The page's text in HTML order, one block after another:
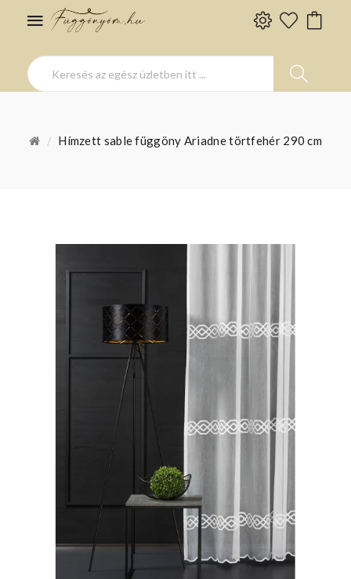
Hímzett sable függöny Ariadne törtfehér 290 cm